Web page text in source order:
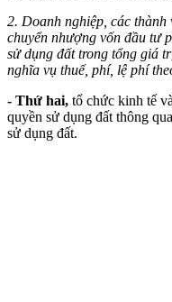
2. Doanh nghiệp, các
chuyển nhượng vốn đầu tư
sử dụng đất trong tổng giá
nghĩa vụ thuế, phí, lệ phí
- Thứ hai, tổ chức kinh tế
quyền sử dụng đất thông
sử dụng đất.